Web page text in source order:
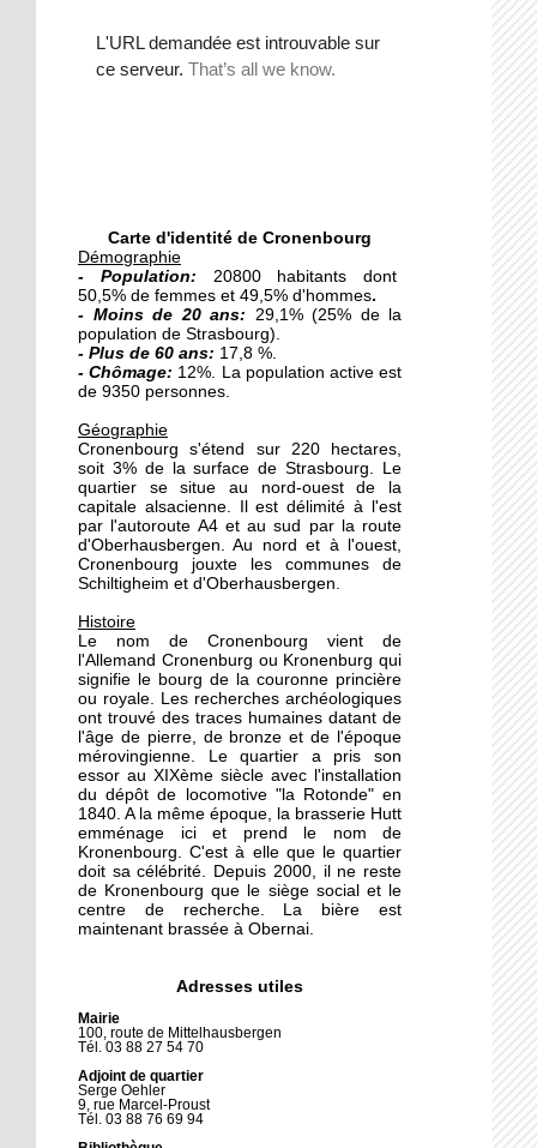
18 octobre 2011
Le karaté défense en
18 octobre 2011
Second tour de la
primaire socialiste
17 octobre 2011
17 octobre 2011
Une cuisine multilingue
au Petit Gourmand
17 octobre 2011
Fin de série pour l'Etoile
Noire
15 octobre 2011
A la découverte du cycle-
ball
14 octobre 2011
Le bus de la démocratie
locale présente le
compostage
leur Mutant
13 octobre 2011
Les élus du conseil de
quartier connus
Carte d'identité de Cronenbourg
Démographie
- Population: 20800 habitants dont
50,5% de femmes et 49,5% d'hommes.
- Moins de 20 ans: 29,1% (25% de la
population de Strasbourg).
- Plus de 60 ans: 17,8 %.
- Chômage: 12%. La population active est
de 9350 personnes.
Géographie
Cronenbourg s'étend sur 220 hectares,
soit 3% de la surface de Strasbourg. Le
quartier se situe au nord-ouest de la
capitale alsacienne. Il est délimité à l'est
par l'autoroute A4 et au sud par la route
d'Oberhausbergen. Au nord et à l'ouest,
Cronenbourg jouxte les communes de
Schiltigheim et d'Oberhausbergen.
Histoire
Le nom de Cronenbourg vient de
l'Allemand Cronenburg ou Kronenburg qui
signifie le bourg de la couronne princière
ou royale. Les recherches archéologiques
ont trouvé des traces humaines datant de
l'âge de pierre, de bronze et de l'époque
mérovingienne. Le quartier a pris son
essor au XIXème siècle avec l'installation
du dépôt de locomotive "la Rotonde" en
1840. A la même époque, la brasserie Hutt
emménage ici et prend le nom de
Kronenbourg. C'est à elle que le quartier
doit sa célébrité. Depuis 2000, il ne reste
de Kronenbourg que le siège social et le
centre de recherche. La bière est
maintenant brassée à Obernai.
Adresses utiles
Mairie
100, route de Mittelhausbergen
Tél. 03 88 27 54 70
Adjoint de quartier
Serge Oehler
9, rue Marcel-Proust
Tél. 03 88 76 69 94